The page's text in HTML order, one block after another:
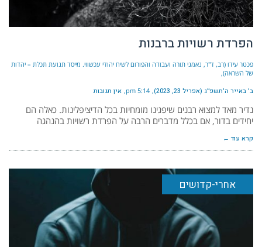
הפרדת רשויות ברבנות
פכטר עידו (רב, ד"ר, נאמני תורה ועבודה והפורום לשיח יהודי עכשווי. מייסד תנועת תכלת – יהדות
של השראה)
ב׳ באייר ה׳תשפ״ג (אפריל 23, 2023) 5:14 pm אין תגובות
נדיר מאד למצוא רבנים שיפגינו מומחיות בכל הדיציפלינות. כאלה הם
יחידים בדור, אם בכלל מדברים הרבה על הפרדת רשויות בהנהגה
קרא עוד ←
אחרי-קדושים